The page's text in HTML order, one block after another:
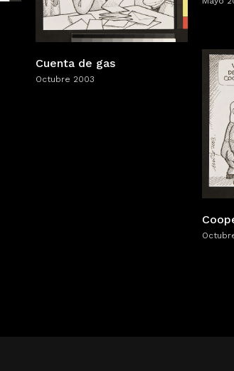
Cuenta de gas
Octubre 2003